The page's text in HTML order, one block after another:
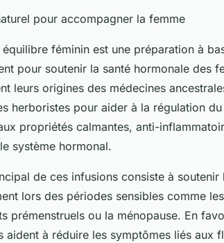
pour accompagner la femme
féminin est une préparation à
pour soutenir la santé hormonale des
leurs origines des médecines
herboristes pour aider à la régulation
propriétés calmantes, anti-
système hormonal.
de ces infusions consiste à soutenir
lors des périodes sensibles comme
prémenstruels ou la ménopause. En
aident à réduire les symptômes liés aux